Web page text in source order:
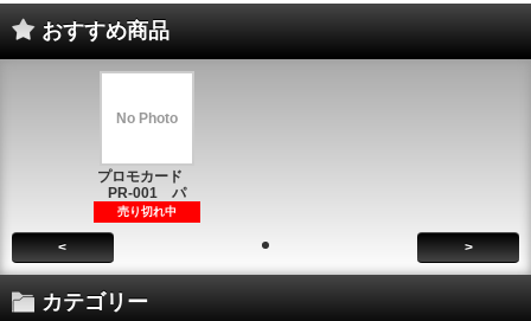
おすすめ商品
No Photo
プロモカード
PR-001 パ
売り切れ中
< >
カテゴリー